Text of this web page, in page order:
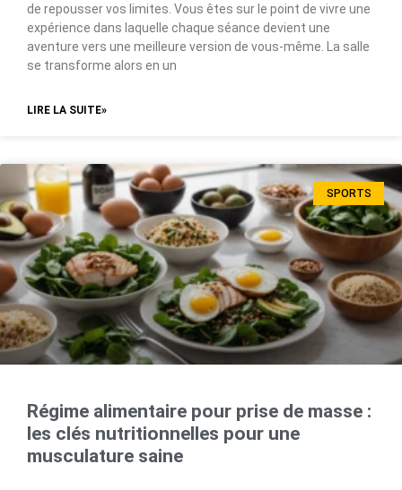
de repousser vos limites. Vous êtes sur le point de vivre une
expérience dans laquelle chaque séance devient une
aventure vers une meilleure version de vous-même. La salle
se transforme alors en un
LIRE LA SUITE»
SPORTS
Régime alimentaire pour prise de masse :
les clés nutritionnelles pour une
musculature saine